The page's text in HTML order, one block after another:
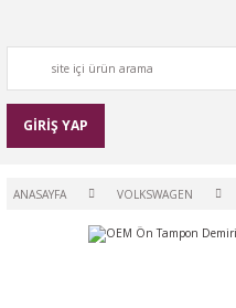
GİRİŞ YAP
ANASAYFA VOLKSWAGEN